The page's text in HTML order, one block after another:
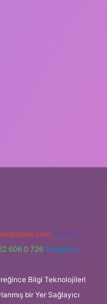
Teams:
606 0 726 Telegram:
Bilgi Teknolojileri
bir Yer Sağlayıcı